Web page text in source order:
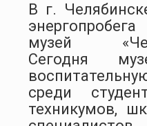
В г.
музей
Сегодня
среди
техникумов,